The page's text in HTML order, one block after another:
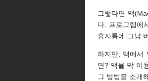
그렇다면 맥
다. 프로그램에
휴지통에 그냥
하지만, 맥에서
면? 맥을 막 이
그 방법을 소개